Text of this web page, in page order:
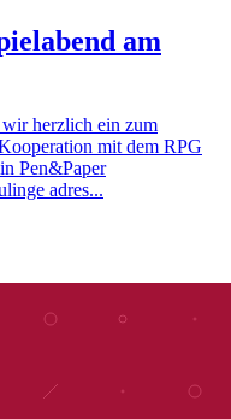
am
herzlich ein zum
mit dem RPG
Pen&Paper
adres...